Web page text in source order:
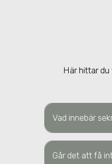
Här hittar
Vad innebär
Går det att få